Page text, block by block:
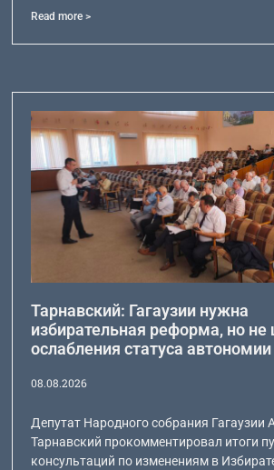
Read more >
Тарнавский: Гагаузии нужна
избирательная реформа, но не
ослабления статуса автономии
08.08.2026
Депутат Народного собрания Гагаузии
Тарнавский прокомментировал итоги
консультаций по изменениям в